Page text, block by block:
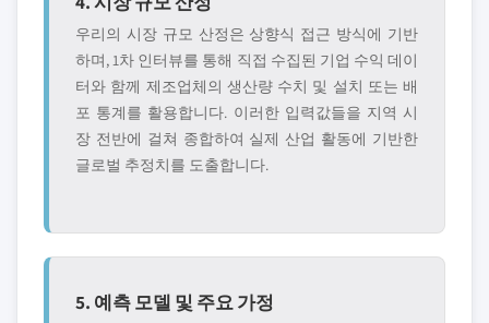
우리의 시장 규모 산정은 상향식 접근 방식에 기반
하며, 1차 인터뷰를 통해 직접 수집된 기업 수익 데이
터와 함께 제조업체의 생산량 수치 및 설치 또는 배
포 통계를 활용합니다. 이러한 입력값들을 지역 시
장 전반에 걸쳐 종합하여 실제 산업 활동에 기반한
글로벌 추정치를 도출합니다.
5. 예측 모델 및 주요 가정